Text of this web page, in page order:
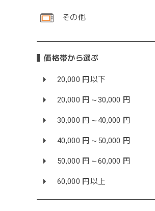
その他
価格帯から選ぶ
20,000 円以下
20,000 円～30,000 円
30,000 円～40,000 円
40,000 円～50,000 円
50,000 円～60,000 円
60,000 円以上